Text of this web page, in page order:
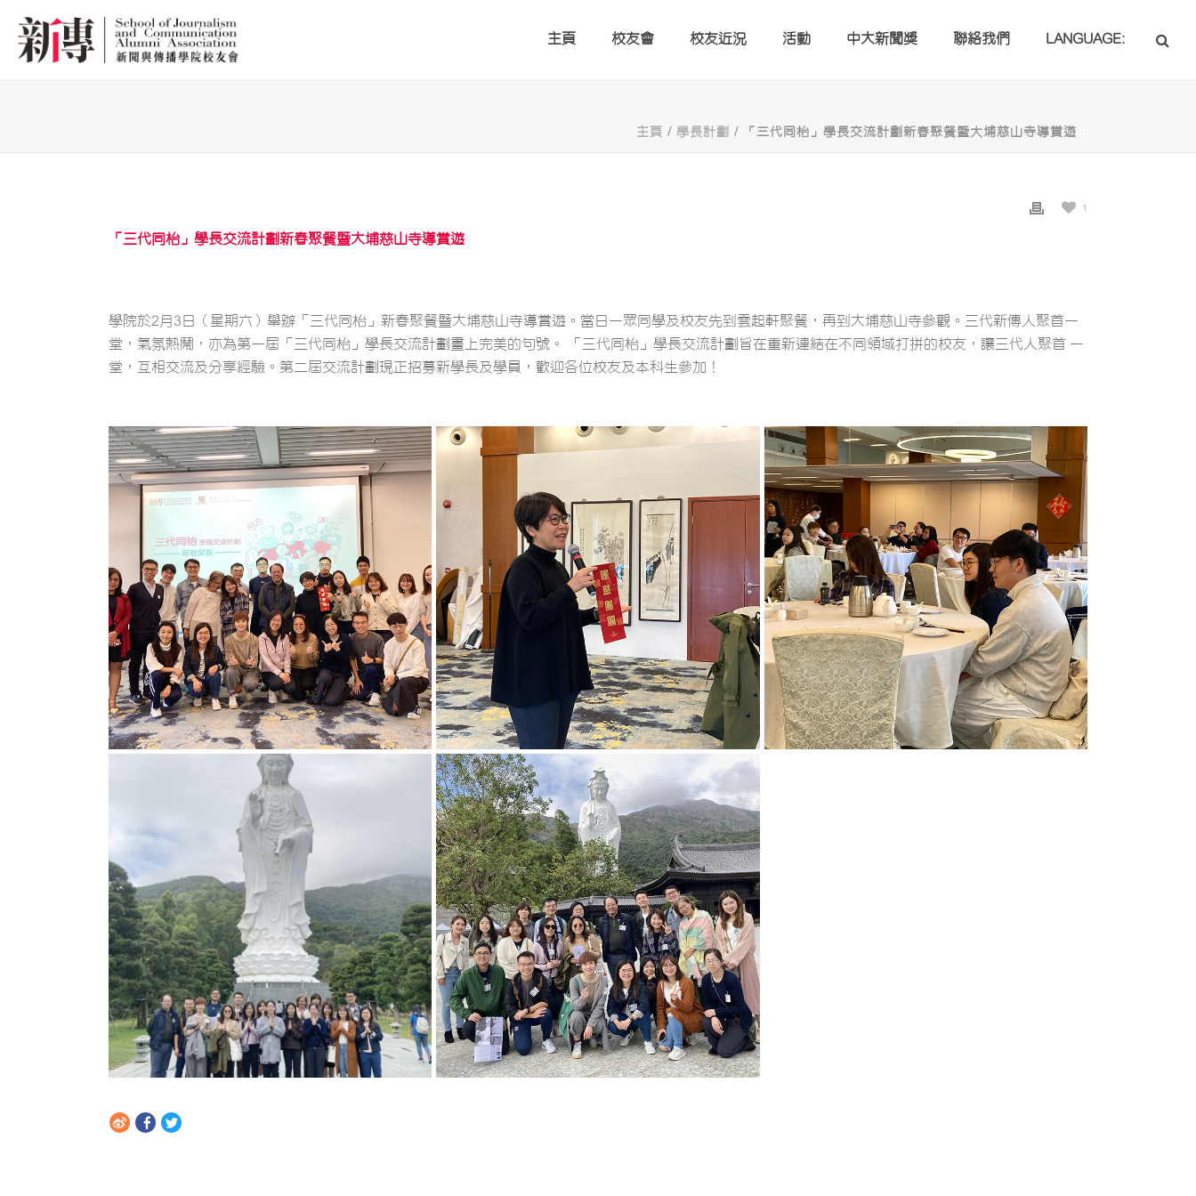
主頁 校友會 校友近況 活動 中大新聞獎 聯絡我們 LANGUAGE:
主頁 / 學長計劃 / 「三代同枱」學長交流計劃新春聚餐暨大埔慈山寺導賞遊
1
「三代同枱」學長交流計劃新春聚餐暨大埔慈山寺導賞遊
學院於2月3日（星期六）舉辦「三代同枱」新春聚餐暨大埔慈山寺導賞遊。當日一眾同學及校友先到雲起軒聚餐，再到大埔慈山寺參觀。三代新傳人聚首一
堂，氣氛熱鬧，亦為第一屆「三代同枱」學長交流計劃畫上完美的句號。 「三代同枱」學長交流計劃旨在重新連結在不同領域打拼的校友，讓三代人聚首 一
堂，互相交流及分享經驗。第二屆交流計劃現正招募新學長及學員，歡迎各位校友及本科生參加！